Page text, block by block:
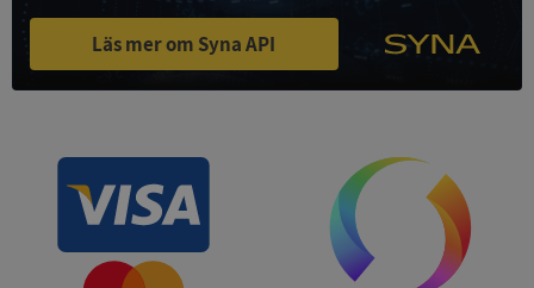
Läs mer om Syna API
VISITOR_PRIVACY_METADATA
.youtube.com
5 månader
Privacy Policy